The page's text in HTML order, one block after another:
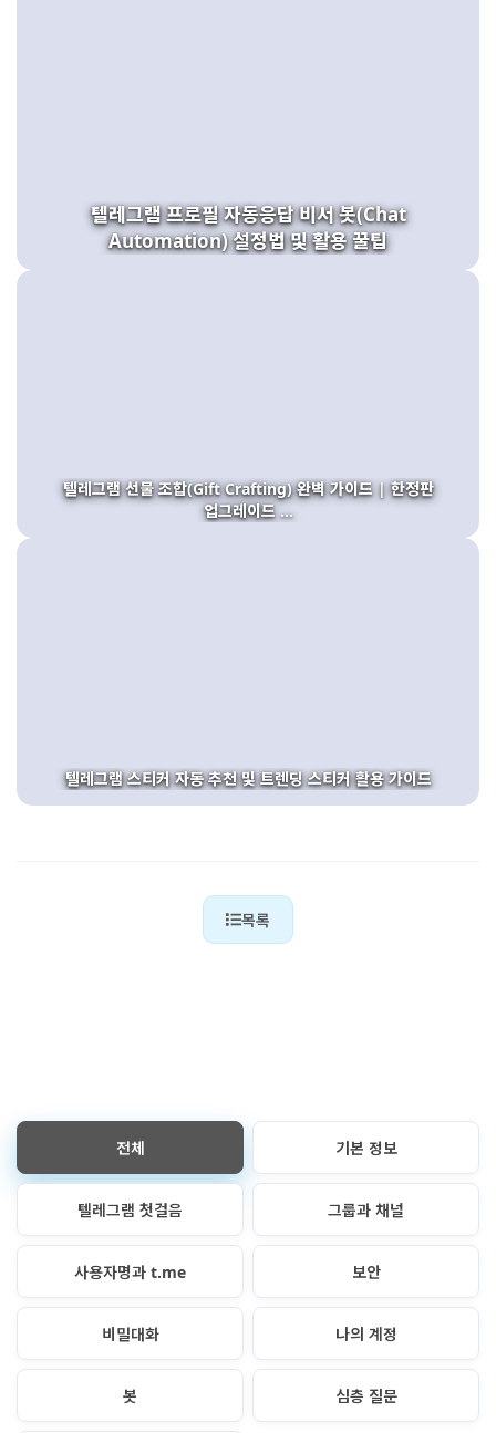
텔레그램 프로필 자동응답 비서 봇(Chat
Automation) 설정법 및 활용 꿀팁
텔레그램 선물 조합(Gift Crafting) 완벽 가이드 | 한정판
업그레이드 ...
텔레그램 스티커 자동 추천 및 트렌딩 스티커 활용 가이드
목록
전체 기본 정보
텔레그램 첫걸음 그룹과 채널
사용자명과 t.me 보안
비밀대화 나의 계정
봇 심층 질문